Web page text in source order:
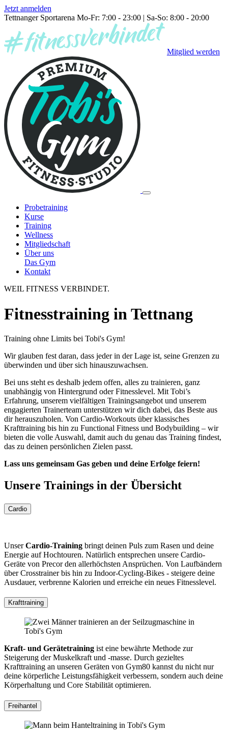
Jetzt anmelden
Tettnanger Sportarena Mo-Fr: 7:00 - 23:00 | Sa-So: 8:00 - 20:00
Mitglied werden
Probetraining
Kurse
Training
Wellness
Mitgliedschaft
Über uns
Das Gym
Kontakt
WEIL FITNESS VERBINDET.
Fitnesstraining in Tettnang
Training ohne Limits bei Tobi's Gym!
Wir glauben fest daran, dass jeder in der Lage ist, seine Grenzen zu
überwinden und über sich hinauszuwachsen.
Bei uns steht es deshalb jedem offen, alles zu trainieren, ganz
unabhängig von Hintergrund oder Fitnesslevel. Mit Tobi’s
Erfahrung, unserem vielfältigen Trainingsangebot und unserem
engagierten Trainerteam unterstützen wir dich dabei, das Beste aus
dir herauszuholen. Von Cardio-Workouts über klassisches
Krafttraining bis hin zu Functional Fitness und Bodybuilding – wir
bieten die volle Auswahl, damit auch du genau das Training findest,
das zu deinen persönlichen Zielen passt.
Lass uns gemeinsam Gas geben und deine Erfolge feiern!
Unsere Trainings in der Übersicht
Cardio
UnserCardio-Training bringt deinen Puls zum Rasen und deine
Energie auf Hochtouren. Natürlich entsprechen unsere Cardio-
Geräte von Precor den allerhöchsten Ansprüchen. Von Laufbändern
über Crosstrainer bis hin zu Indoor-Cycling-Bikes - steigere deine
Ausdauer, verbrenne Kalorien und erreiche ein neues Fitnesslevel.
Krafttraining
Kraft- und Gerätetraining ist eine bewährte Methode zur
Steigerung der Muskelkraft und -masse. Durch gezieltes
Krafttraining an unseren Geräten von Gym80 kannst du nicht nur
deine körperliche Leistungsfähigkeit verbessern, sondern auch deine
Körperhaltung und Core Stabilität optimieren.
Freihantel